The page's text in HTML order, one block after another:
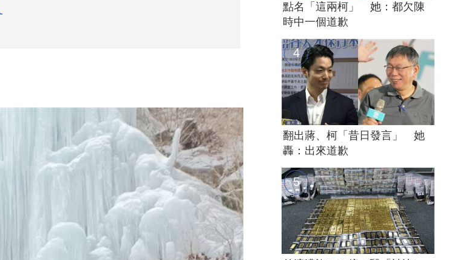
點名「這兩柯」 她：都欠陳
時中一個道歉
翻出蔣、柯「昔日發言」 她
轟：出來道歉